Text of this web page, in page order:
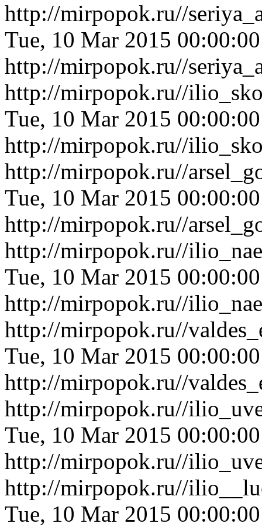
http://mirpopok.ru//
Tue, 10 Mar 2015
http://mirpopok.ru//
http://mirpopok.ru//
Tue, 10 Mar 2015
http://mirpopok.ru//
http://mirpopok.ru//
Tue, 10 Mar 2015
http://mirpopok.ru//
http://mirpopok.ru//
Tue, 10 Mar 2015
http://mirpopok.ru//
http://mirpopok.ru//
Tue, 10 Mar 2015
http://mirpopok.ru//
http://mirpopok.ru//
Tue, 10 Mar 2015
http://mirpopok.ru//
http://mirpopok.ru//
Tue, 10 Mar 2015